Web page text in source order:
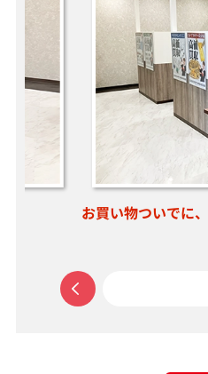
お買い物ついでに、ご相
ださ